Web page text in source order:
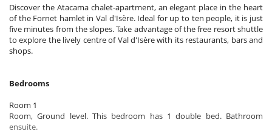
Discover the Atacama chalet-apartment, an elegant place in the heart
of the Fornet hamlet in Val d'Isère. Ideal for up to ten people, it is just
five minutes from the slopes. Take advantage of the free resort shuttle
to explore the lively centre of Val d'Isère with its restaurants, bars and
shops.
Bedrooms
Room 1
Room, Ground level. This bedroom has 1 double bed. Bathroom
ensuite.